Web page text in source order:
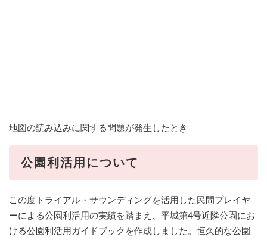
地図の読み込みに関する問題が発生したとき
公園利活用について
この度トライアル・サウンディングを活用した民間プレイヤ
ーによる公園利活用の実績を踏まえ、平城第4号近隣公園にお
ける公園利活用ガイドブックを作成しました。恒久的な公園